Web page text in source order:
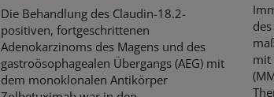
Die Behandlung des Claudin-18.2-
positiven, fortgeschrittenen
Adenokarzinoms des Magens und des
gastroösophagealen Übergangs (AEG) mit
dem monoklonalen Antikörper
mit